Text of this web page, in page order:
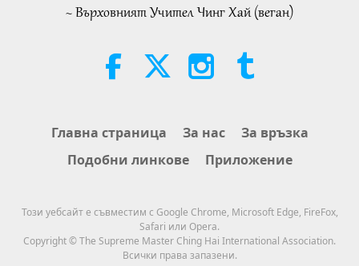
38:08
Силата на любовта, част 1 от 5
There Is No Need to Be Afraid of
Negative Power When We Are
Using Supreme Master TV Max
Negative Entity
Важните Новини
~ Върховният Учител Чинг Хай (веган)
Главна страница За нас
За връзка
Подобни линкове
Приложение
Този уебсайт е съвместим с Google Chrome, Microsoft Edge, FireFox,
Safari или Opera.
Copyright © The Supreme Master Ching Hai International Association.
Всички права запазени.